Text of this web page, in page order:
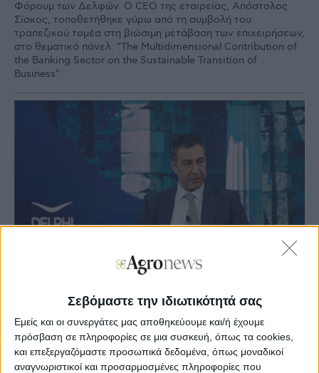
Σεβόμαστε την ιδιωτικότητά σας
Εμείς και οι συνεργάτες μας αποθηκεύουμε και/ή έχουμε
πρόσβαση σε πληροφορίες σε μια συσκευή, όπως τα cookies,
και επεξεργαζόμαστε προσωπικά δεδομένα, όπως μοναδικοί
αναγνωριστικοί και προσαρμοσμένες πληροφορίες που
Φόρουμ των Δελφών. O CEO της εταιρείας, Απόστολος
Σίσκος, τοποθετήθηκε γύρω από τη συμβολή του
τραπεζικού τομέα στη βιώσιμη μετάβαση των επιχειρήσεων,
στο θεματικό πάνελ: “The Multidimensional Contribution of
the Banking Sector on the Sustainable Transition of
Business”.
Agronews
15/04/2024, 13:07 μμ
5 0